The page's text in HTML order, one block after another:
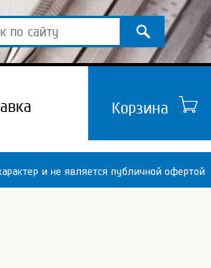
Корзина
и не является публичной офертой